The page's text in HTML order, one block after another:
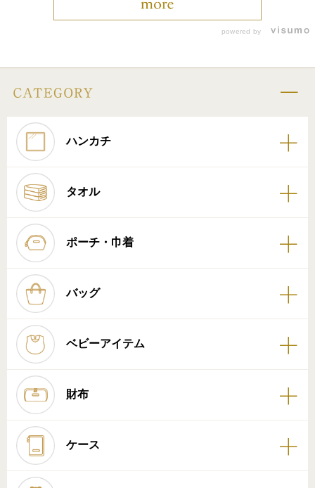
powered by
ハンカチ
タオル
ポーチ・巾着
バッグ
ベビーアイテム
財布
ケース